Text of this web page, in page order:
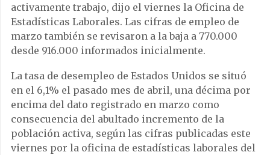
activamente trabajo, dijo el viernes la Oficina de
Estadísticas Laborales. Las cifras de empleo de
marzo también se revisaron a la baja a 770.000
desde 916.000 informados inicialmente.
La tasa de desempleo de Estados Unidos se situó
en el 6,1% el pasado mes de abril, una décima por
encima del dato registrado en marzo como
consecuencia del abultado incremento de la
población activa, según las cifras publicadas este
viernes por la oficina de estadísticas laborales del